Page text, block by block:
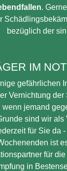
.
bezüglich der
IM
gefährlichen
Vernichtung
wenn jemand
sind wir als
für Sie da
ist
für die
in